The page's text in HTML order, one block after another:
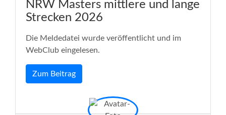
NRW Masters mittlere und lange
Strecken 2026
Die Meldedatei wurde veröffentlicht und im
WebClub eingelesen.
Zum Beitrag